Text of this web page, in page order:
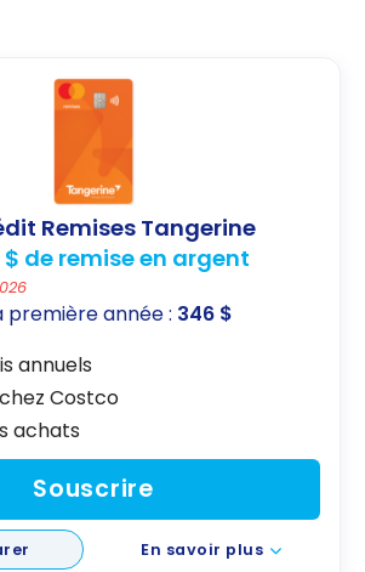
Remises Tangerine
de remise en argent
première année : 346 $
annuels
Costco
achats
Souscrire
En savoir plus